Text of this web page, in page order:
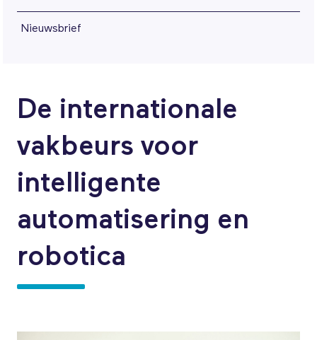
Nieuwsbrief
De internationale
vakbeurs voor
intelligente
automatisering en
robotica